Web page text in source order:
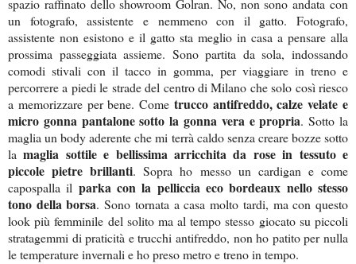
spazio raffinato dello showroom Golran. No, non sono andata con
un fotografo, assistente e nemmeno con il gatto. Fotografo,
assistente non esistono e il gatto sta meglio in casa a pensare alla
prossima passeggiata assieme. Sono partita da sola, indossando
comodi stivali con il tacco in gomma, per viaggiare in treno e
percorrere a piedi le strade del centro di Milano che solo così riesco
a memorizzare per bene. Come trucco antifreddo, calze velate e
micro gonna pantalone sotto la gonna vera e propria. Sotto la
maglia un body aderente che mi terrà caldo senza creare bozze sotto
la maglia sottile e bellissima arricchita da rose in tessuto e
piccole pietre brillanti. Sopra ho messo un cardigan e come
capospalla il parka con la pelliccia eco bordeaux nello stesso
tono della borsa. Sono tornata a casa molto tardi, ma con questo
look più femminile del solito ma al tempo stesso giocato su piccoli
stratagemmi di praticità e trucchi antifreddo, non ho patito per nulla
le temperature invernali e ho preso metro e treno in tempo.